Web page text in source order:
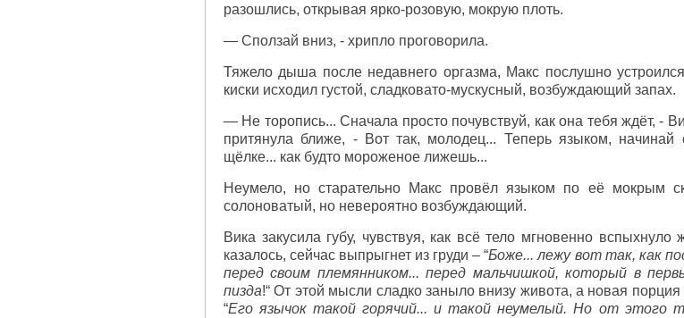
разошлись, открывая ярко-розовую, мокрую плоть.
— Сползай вниз, - хрипло проговорила.
Тяжело дыша после недавнего оргазма, Макс послушно
киски исходил густой, сладковато-мускусный, возбуждающий запах.
— Не торопись... Сначала просто почувствуй, как она тебя ждёт, -
притянула ближе, - Вот так, молодец... Теперь языком,
щёлке... как будто мороженое лижешь...
Неумело, но старательно Макс провёл языком по её мокрым
солоноватый, но невероятно возбуждающий.
Вика закусила губу, чувствуя, как всё тело мгновенно
казалось, сейчас выпрыгнет из груди – “Боже... лежу вот так, как
перед своим племянником... перед мальчишкой, который в
пизда!“ От этой мысли сладко заныло внизу живота, а новая
“Его язычок такой горячий... и такой неумелый. Но от этого